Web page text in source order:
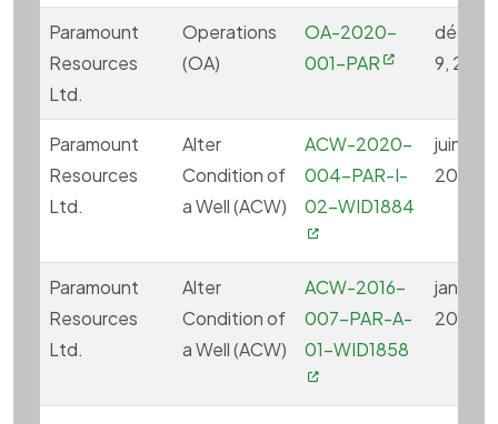
Paramount
Resources
Ltd.
Operations
(OA)
OA-2020-
001-PAR
9, 2020
Paramount
Resources
Ltd.
Alter
Condition of
a Well (ACW)
ACW-2020-
004-PAR-I-
02-WID1884
juin 9,
2021
Paramount
Resources
Ltd.
Alter
Condition of
a Well (ACW)
ACW-2016-
007-PAR-A-
01-WID1858
janvier
2017